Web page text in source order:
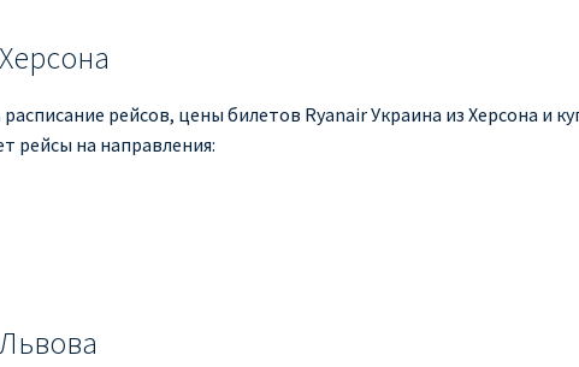
рейсов, цены билетов Ryanair Украина из Херсона и
рейсы на направления: